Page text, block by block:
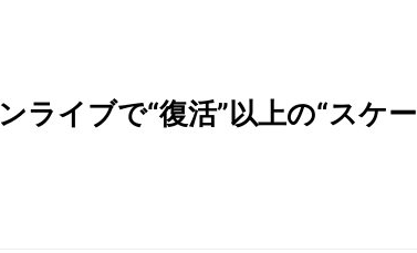
ライブで“復活”以上の“スケー